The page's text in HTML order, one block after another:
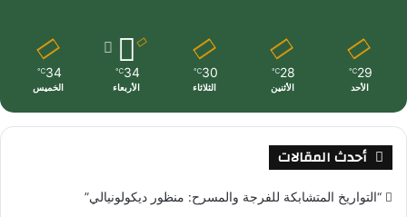
29
℃
الأحد
28
℃
الأثنين
30
℃
الثلاثاء
34
℃
الأربعاء
34
℃
الخميس
أحدث المقالات
“التواريخ المتشابكة للفرجة والمسرح: منظور ديكولونيالي”